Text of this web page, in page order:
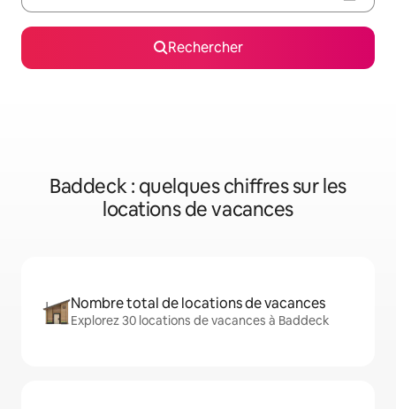
Rechercher
Baddeck : quelques chiffres sur les
locations de vacances
Nombre total de locations de vacances
Explorez 30 locations de vacances à Baddeck